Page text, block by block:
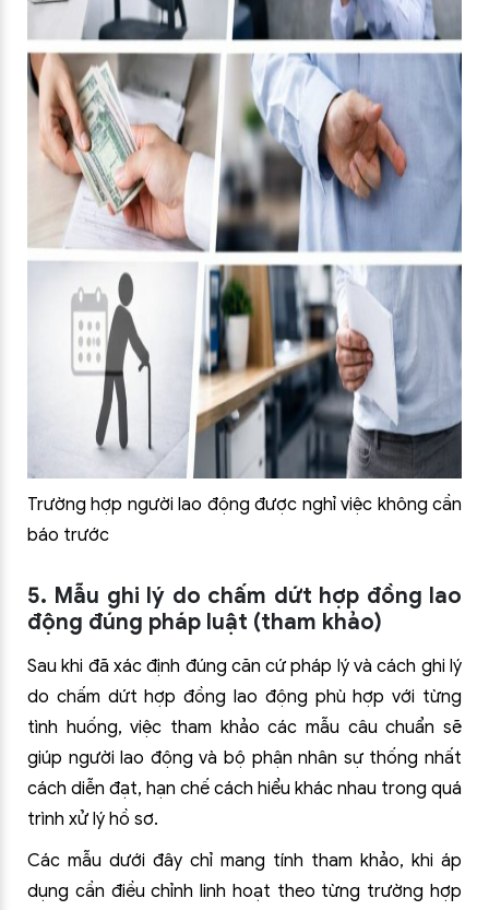
Trường hợp người lao động được nghỉ việc không cần
báo trước
5. Mẫu ghi lý do chấm dứt hợp đồng lao
động đúng pháp luật (tham khảo)
Sau khi đã xác định đúng căn cứ pháp lý và cách ghi lý
do chấm dứt hợp đồng lao động phù hợp với từng
tình huống, việc tham khảo các mẫu câu chuẩn sẽ
giúp người lao động và bộ phận nhân sự thống nhất
cách diễn đạt, hạn chế cách hiểu khác nhau trong quá
trình xử lý hồ sơ.
Các mẫu dưới đây chỉ mang tính tham khảo, khi áp
dụng cần điều chỉnh linh hoạt theo từng trường hợp